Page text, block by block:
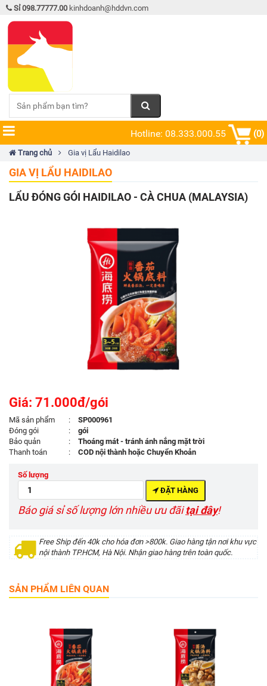
Sỉ 098.77777.00 kinhdoanh@hddvn.com
Hotline: 08.333.000.55 (0)
Trang chủ Gia vị Lẩu Haidilao
GIA VỊ LẨU HAIDILAO
LẨU ĐÓNG GÓI HAIDILAO - CÀ CHUA (MALAYSIA)
Giá: 71.000đ/gói
Mã sản phẩm :
SP000961
Đóng gói
:
gói
Bảo quản
:
Thoáng mát - tránh ánh nắng mặt trời
Thanh toán
: COD nội thành hoặc Chuyển Khoản
Số lượng
ĐẶT HÀNG
Báo giá sỉ số lượng lớn nhiều ưu đãitại đây!
Free Ship đến 40k cho hóa đơn >800k. Giao hàng tận nơi khu vực
nội thành TP.HCM, Hà Nội. Nhận giao hàng trên toàn quốc.
SẢN PHẨM LIÊN QUAN